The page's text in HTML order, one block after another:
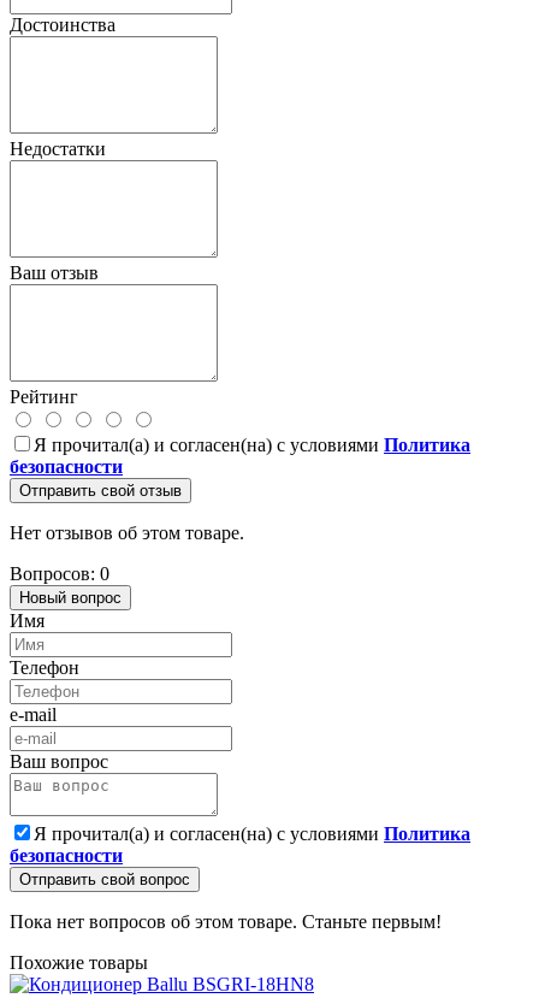
Достоинства
Недостатки
Ваш отзыв
Рейтинг
Я прочитал(а) и согласен(на) с условиями Политика
безопасности
Отправить свой отзыв
Нет отзывов об этом товаре.
Вопросов: 0
Новый вопрос
Имя
Телефон
e-mail
Ваш вопрос
Я прочитал(а) и согласен(на) с условиями Политика
безопасности
Отправить свой вопрос
Пока нет вопросов об этом товаре. Станьте первым!
Похожие товары